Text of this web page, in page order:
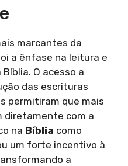
marcantes da
a ênfase na leitura e
O acesso a
das escrituras
permitiram que mais
diretamente com a
na Bíblia como
um forte incentivo à
a